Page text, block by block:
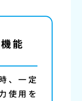
機能
、一定
使用を